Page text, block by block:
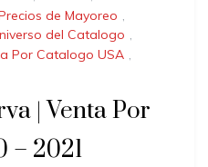
de Mayoreo ,
del Catalogo ,
Por Catalogo USA ,
| Venta Por
– 2021